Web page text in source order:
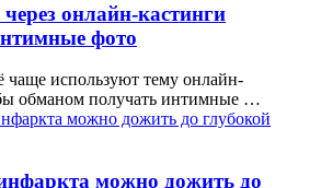
онлайн-кастинги
фото
используют тему онлайн-
обманом получать интимные …
можно дожить до